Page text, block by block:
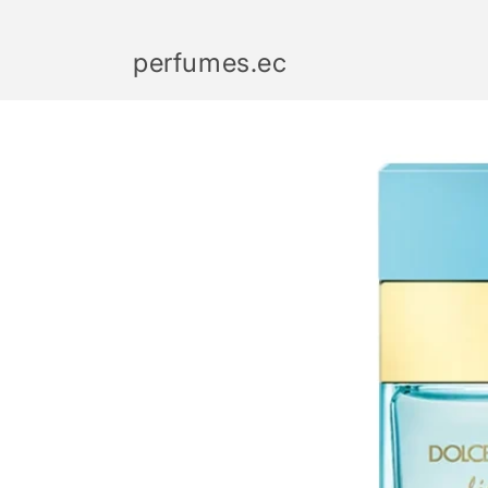
perfumes.ec